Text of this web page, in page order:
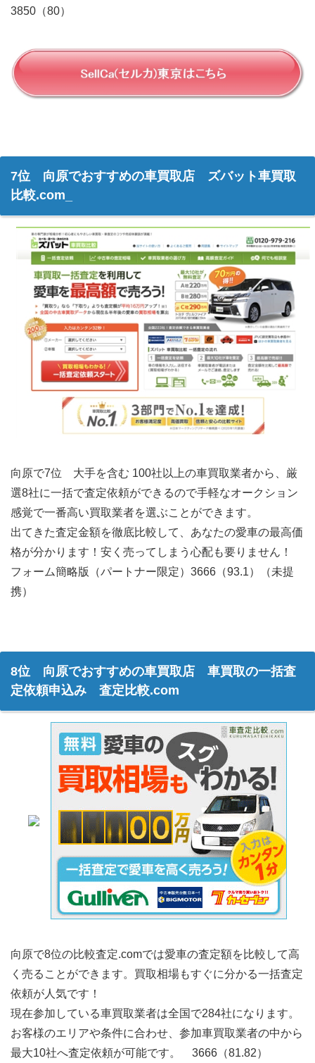
3850（80）
7位 向原でおすすめの車買取店 ズバット車買取
比較.com_
向原で7位 大手を含む 100社以上の車買取業者から、厳
選8社に一括で査定依頼ができるので手軽なオークション
感覚で一番高い買取業者を選ぶことができます。
出てきた査定金額を徹底比較して、あなたの愛車の最高価
格が分かります！安く売ってしまう心配も要りません！
フォーム簡略版（パートナー限定）3666（93.1）（未提
携）
8位 向原でおすすめの車買取店 車買取の一括査
定依頼申込み 査定比較.com
向原で8位の比較査定.comでは愛車の査定額を比較して高
く売ることができます。買取相場もすぐに分かる一括査定
依頼が人気です！
現在参加している車買取業者は全国で284社になります。
お客様のエリアや条件に合わせ、参加車買取業者の中から
最大10社へ査定依頼が可能です。 3666（81.82）